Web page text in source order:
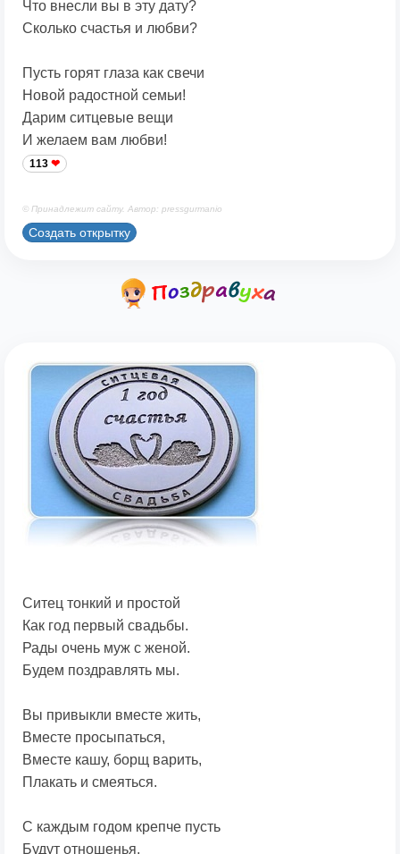
Что внесли вы в эту дату?
Сколько счастья и любви?
Пусть горят глаза как свечи
Новой радостной семьи!
Дарим ситцевые вещи
И желаем вам любви!
113
© Принадлежит сайту. Автор: pressgurmanio
Создать открытку
Ситец тонкий и простой
Как год первый свадьбы.
Рады очень муж с женой.
Будем поздравлять мы.
Вы привыкли вместе жить,
Вместе просыпаться,
Вместе кашу, борщ варить,
Плакать и смеяться.
С каждым годом крепче пусть
Будут отношенья,